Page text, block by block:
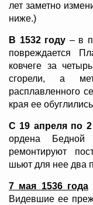
лет заметно
ниже.)
В 1532 году – в
повреждается
ковчеге за
сгорели, а
расплавленного
края ее
С 19 апреля по
ордена
ремонтируют
шьют для нее два
7 мая 1536 года
Видевшие ее